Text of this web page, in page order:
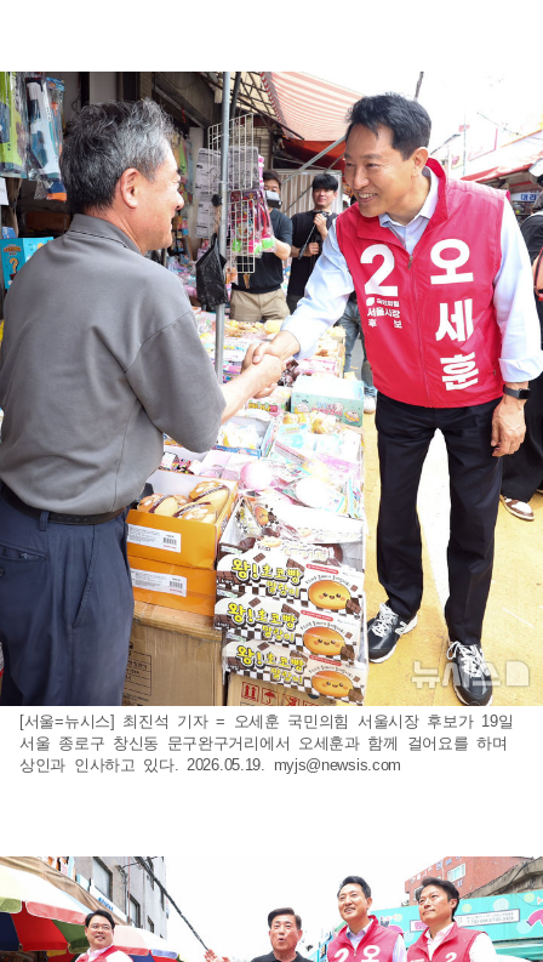
[서울=뉴시스] 최진석 기자 = 오세훈 국민의힘 서울시장 후보가 19일
서울 종로구 창신동 문구완구거리에서 오세훈과 함께 걸어요를 하며
상인과 인사하고 있다. 2026.05.19. myjs@newsis.com